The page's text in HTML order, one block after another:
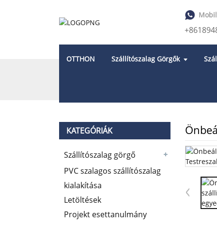
OTTHON Szállítószalag Görgők
KATEGÓRIÁK
Szállítószalag görgő
PVC szalagos szállítószalag
kialakítása
Letöltések
Projekt esettanulmány